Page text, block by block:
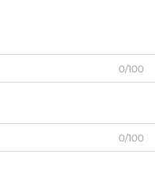
0/100
0/100